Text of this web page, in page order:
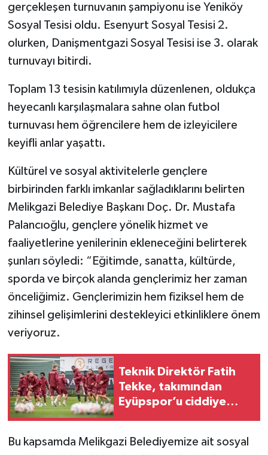
gerçekleşen turnuvanın şampiyonu ise Yeniköy
Sosyal Tesisi oldu. Esenyurt Sosyal Tesisi 2.
olurken, Danişmentgazi Sosyal Tesisi ise 3. olarak
turnuvayı bitirdi.
Toplam 13 tesisin katılımıyla düzenlenen, oldukça
heyecanlı karşılaşmalara sahne olan futbol
turnuvası hem öğrencilere hem de izleyicilere
keyifli anlar yaşattı.
Kültürel ve sosyal aktivitelerle gençlere
birbirinden farklı imkanlar sağladıklarını belirten
Melikgazi Belediye Başkanı Doç. Dr. Mustafa
Palancıoğlu, gençlere yönelik hizmet ve
faaliyetlerine yenilerinin ekleneceğini belirterek
şunları söyledi: “Eğitimde, sanatta, kültürde,
sporda ve birçok alanda gençlerimiz her zaman
önceliğimiz. Gençlerimizin hem fiziksel hem de
zihinsel gelişimlerini destekleyici etkinliklere önem
veriyoruz.
Teknik Direktör Fatih
Tekke, takımından
Eyüpspor’u ciddiye
Bu kapsamda Melikgazi Belediyemize ait sosyal